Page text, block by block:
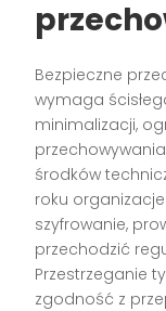
Bezpieczne
wymaga
minimalizacji,
środków
roku
szyfrowanie,
przechodzić
Przestrzeganie
zgodność z